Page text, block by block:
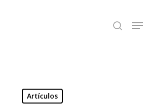
search
Artículos
Close